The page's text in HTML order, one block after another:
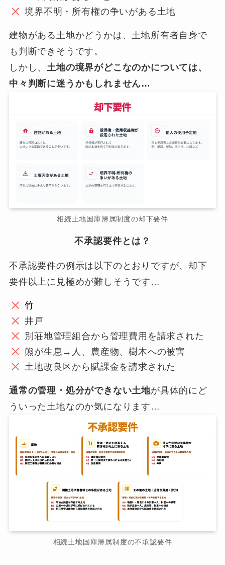
境界不明・所有権の争いがある土地
建物がある土地かどうかは、土地所有者自身で
も判断できそうです。
しかし、土地の境界がどこなのかについては、
中々判断に迷うかもしれません…
相続土地国庫帰属制度の却下要件
不承認要件とは？
不承認要件の例示は以下のとおりですが、却下
要件以上に見極めが難しそうです…
竹
井戸
別荘地管理組合から管理費用を請求された
熊が生息→人、農産物、樹木への被害
土地改良区から賦課金を請求された
通常の管理・処分ができない土地が具体的にど
ういった土地なのか気になります…
相続土地国庫帰属制度の不承認要件